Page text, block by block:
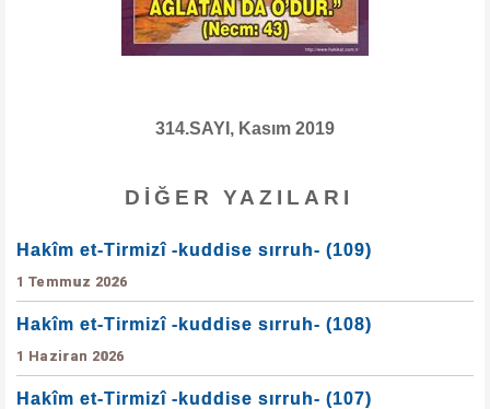
314.SAYI, Kasım 2019
DIĞER YAZILARI
Hakîm et-Tirmizî -kuddise sırruh- (109)
1 Temmuz 2026
Hakîm et-Tirmizî -kuddise sırruh- (108)
1 Haziran 2026
Hakîm et-Tirmizî -kuddise sırruh- (107)